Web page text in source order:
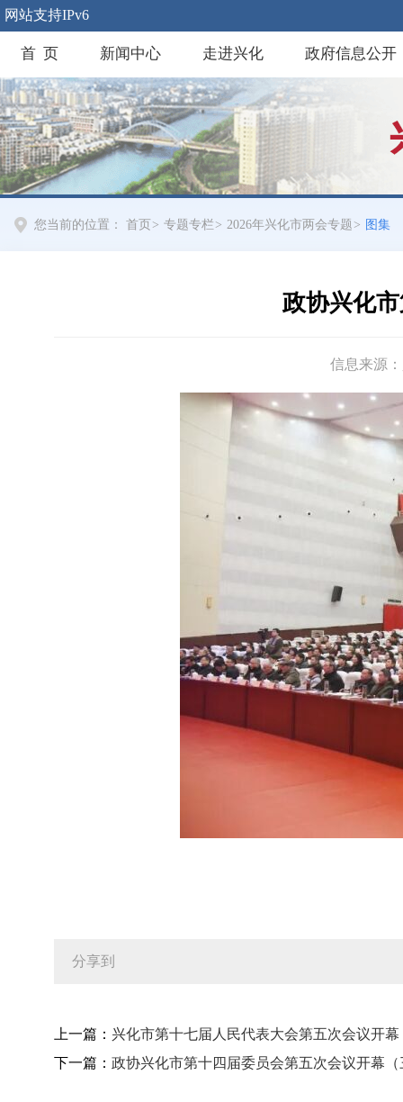
网站支持IPv6
首 页 新闻中心 走进兴化 政府信息公开
您当前的位置： 首页 > 专题专栏 > 2026年兴化市两会专题 > 图集
政协兴化
信息来源
分享到
上一篇： 兴化市第十七届人民代表大会第五次会议开幕
下一篇： 政协兴化市第十四届委员会第五次会议开幕（